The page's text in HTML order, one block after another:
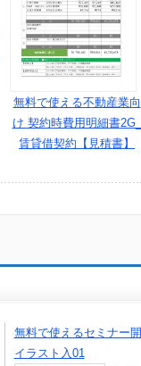
無料で使える不動産業向
け 契約時費用明細書2G_
賃貸借契約【見積書】
無料で使えるセミナー
イラスト入01